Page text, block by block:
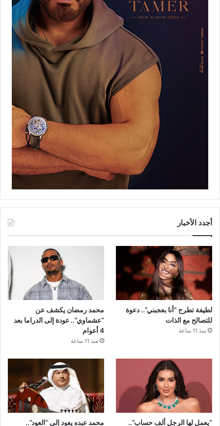
أجدد الأخبار
لطيفة تطرح “أنا بعجبني”.. دعوة
للتصالح مع الذات
منذ 11 ساعة
محمد رمضان يكشف عن
“عشماوي”.. عودة إلى الدراما بعد
4 أعوام
منذ 11 ساعة
“يعمل لها الرجل ألف حساب”.. محمد عبده يعود إلى “العود”..